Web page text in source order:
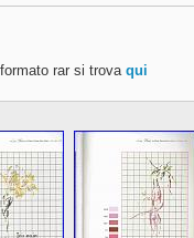
rar si trovaqui